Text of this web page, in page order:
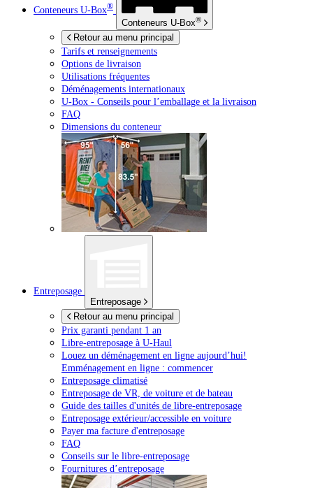
Conteneurs U-Box®
Conteneurs U-Box®
Retour au menu principal
Tarifs et renseignements
Options de livraison
Utilisations fréquentes
Déménagements internationaux
U-Box - Conseils pour l’emballage et la livraison
FAQ
Dimensions du conteneur
Entreposage
Entreposage
Retour au menu principal
Prix garanti pendant 1 an
Libre-entreposage à U-Haul
Louez un déménagement en ligne aujourd’hui!
Emménagement en ligne : commencer
Entreposage climatisé
Entreposage de VR, de voiture et de bateau
Guide des tailles d'unités de libre-entreposage
Entreposage extérieur/accessible en voiture
Payer ma facture d'entreposage
FAQ
Conseils sur le libre-entreposage
Fournitures d’entreposage